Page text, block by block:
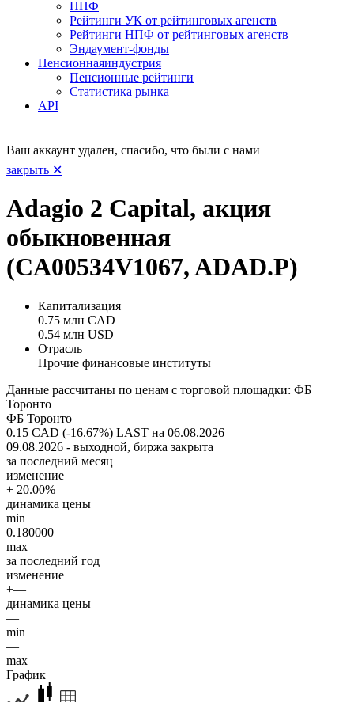
НПФ
Рейтинги УК от рейтинговых агенств
Рейтинги НПФ от рейтинговых агенств
Эндаумент-фонды
Пенсионнаяиндустрия
Пенсионные рейтинги
Статистика рынка
API
Ваш аккаунт удален, спасибо, что были с нами
закрыть ✕
Adagio 2 Capital, акция
обыкновенная
(CA00534V1067, ADAD.P)
Капитализация
0.75 млн CAD
0.54 млн USD
Отрасль
Прочие финансовые институты
Данные рассчитаны по ценам с торговой площадки: ФБ
Торонто
ФБ Торонто
0.15 CAD (-16.67%) LAST на 06.08.2026
09.08.2026 - выходной, биржа закрыта
за последний месяц
изменение
+ 20.00%
динамика цены
min
0.180000
max
за последний год
изменение
+—
динамика цены
—
min
—
max
График